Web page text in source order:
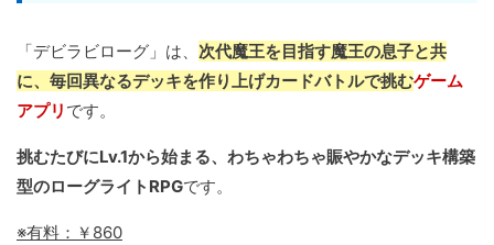
「デビラビローグ」は、 次代魔王を目指す魔王の息子と共
に、毎回異なるデッキを作り上げカードバトルで挑むゲーム
アプリ です。
挑むたびにLv.1から始まる、わちゃわちゃ賑やかなデッキ構築
型のローグライトRPGです。
※有料：￥860